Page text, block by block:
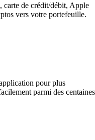
carte de crédit/débit, Apple
vers votre portefeuille.
pour plus
parmi des centaines